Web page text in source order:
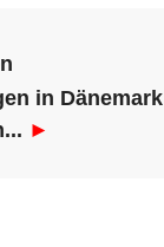
in Dänemark
►